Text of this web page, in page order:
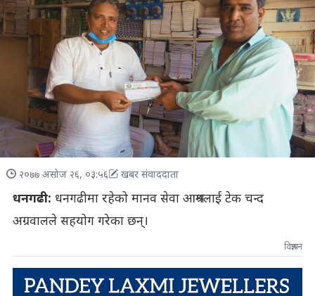
२०७७ असोज २६, ०३:५६ खबर संवाददाता
धनगढी: धनगढीमा रहेको मानव सेवा आश्रमलाई टेक चन्द
अग्रवालले सहयोग गरेका छन्।
विज्ञापन